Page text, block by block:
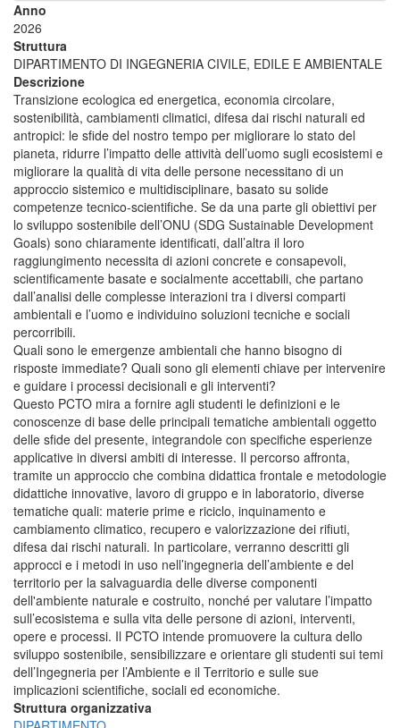
Anno
2026
Struttura
DIPARTIMENTO DI INGEGNERIA CIVILE, EDILE E AMBIENTALE
Descrizione
Transizione ecologica ed energetica, economia circolare,
sostenibilità, cambiamenti climatici, difesa dai rischi naturali ed
antropici: le sfide del nostro tempo per migliorare lo stato del
pianeta, ridurre l’impatto delle attività dell’uomo sugli ecosistemi e
migliorare la qualità di vita delle persone necessitano di un
approccio sistemico e multidisciplinare, basato su solide
competenze tecnico-scientifiche. Se da una parte gli obiettivi per
lo sviluppo sostenibile dell’ONU (SDG Sustainable Development
Goals) sono chiaramente identificati, dall’altra il loro
raggiungimento necessita di azioni concrete e consapevoli,
scientificamente basate e socialmente accettabili, che partano
dall’analisi delle complesse interazioni tra i diversi comparti
ambientali e l’uomo e individuino soluzioni tecniche e sociali
percorribili.
Quali sono le emergenze ambientali che hanno bisogno di
risposte immediate? Quali sono gli elementi chiave per intervenire
e guidare i processi decisionali e gli interventi?
Questo PCTO mira a fornire agli studenti le definizioni e le
conoscenze di base delle principali tematiche ambientali oggetto
delle sfide del presente, integrandole con specifiche esperienze
applicative in diversi ambiti di interesse. Il percorso affronta,
tramite un approccio che combina didattica frontale e metodologie
didattiche innovative, lavoro di gruppo e in laboratorio, diverse
tematiche quali: materie prime e riciclo, inquinamento e
cambiamento climatico, recupero e valorizzazione dei rifiuti,
difesa dai rischi naturali. In particolare, verranno descritti gli
approcci e i metodi in uso nell’ingegneria dell’ambiente e del
territorio per la salvaguardia delle diverse componenti
dell'ambiente naturale e costruito, nonché per valutare l’impatto
sull’ecosistema e sulla vita delle persone di azioni, interventi,
opere e processi. Il PCTO intende promuovere la cultura dello
sviluppo sostenibile, sensibilizzare e orientare gli studenti sui temi
dell’Ingegneria per l’Ambiente e il Territorio e sulle sue
implicazioni scientifiche, sociali ed economiche.
Struttura organizzativa